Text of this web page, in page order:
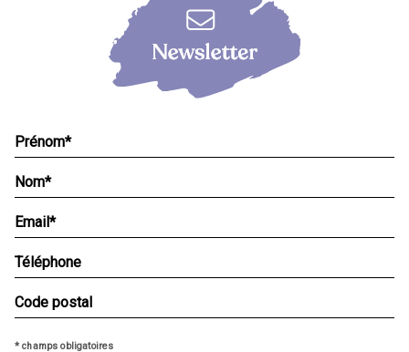
* champs obligatoires